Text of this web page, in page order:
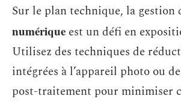
Sur le plan technique, la gestion
numérique est un défi en
Utilisez des techniques de
intégrées à l’appareil photo ou
post-traitement pour minimiser